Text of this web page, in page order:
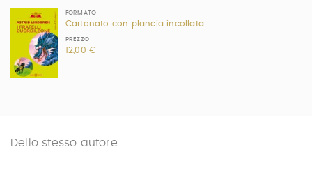
FORMATO
Cartonato con plancia incollata
PREZZO
12,00 €
Dello stesso autore